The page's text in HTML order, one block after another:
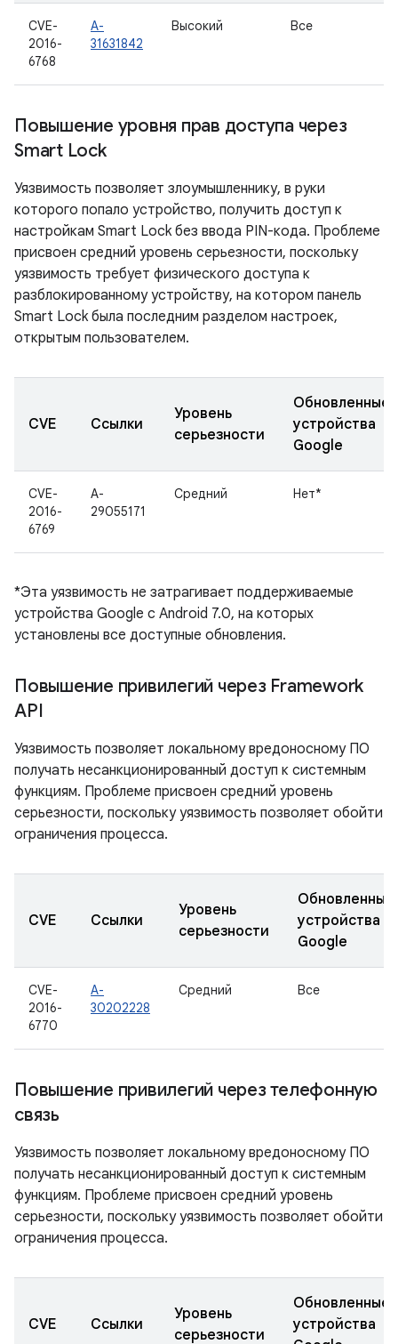
CVE-
2016-
6768
A-
31631842
Высокий Все
Повышение уровня прав доступа через
Smart Lock
Уязвимость позволяет злоумышленнику, в руки
которого попало устройство, получить доступ к
настройкам Smart Lock без ввода PIN-кода. Проблеме
присвоен средний уровень серьезности, поскольку
уязвимость требует физического доступа к
разблокированному устройству, на котором панель
Smart Lock была последним разделом настроек,
открытым пользователем.
CVE Ссылки
Уровень
серьезности
Обновленные
устройства
Google
CVE-
2016-
6769
A-
29055171
Средний Нет*
*Эта уязвимость не затрагивает поддерживаемые
устройства Google с Android 7.0, на которых
установлены все доступные обновления.
Повышение привилегий через Framework
API
Уязвимость позволяет локальному вредоносному ПО
получать несанкционированный доступ к системным
функциям. Проблеме присвоен средний уровень
серьезности, поскольку уязвимость позволяет обойти
ограничения процесса.
CVE Ссылки
Уровень
серьезности
Обновленные
устройства
Google
CVE-
2016-
6770
A-
30202228
Средний Все
Повышение привилегий через телефонную
связь
Уязвимость позволяет локальному вредоносному ПО
получать несанкционированный доступ к системным
функциям. Проблеме присвоен средний уровень
серьезности, поскольку уязвимость позволяет обойти
ограничения процесса.
CVE Ссылки
Уровень
серьезности
Обновленные
устройства